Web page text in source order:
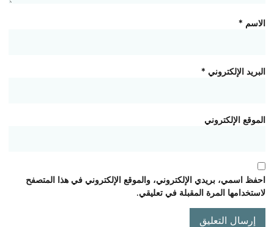
الاسم *
البريد الإلكتروني *
الموقع الإلكتروني
احفظ اسمي، بريدي الإلكتروني، والموقع الإلكتروني في هذا المتصفح
لاستخدامها المرة المقبلة في تعليقي.